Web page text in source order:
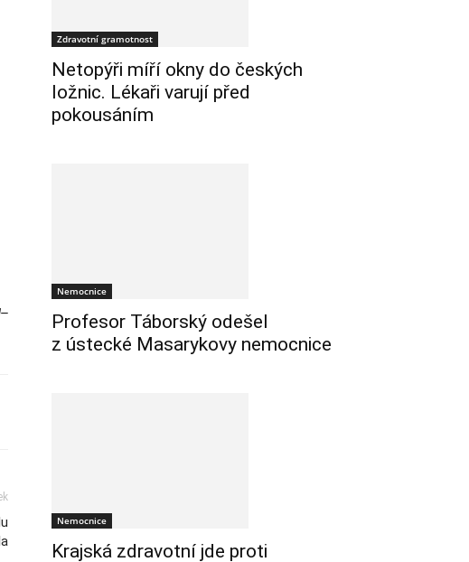
Zdravotní gramotnost
Netopýři míří okny do českých
ložnic. Lékaři varují před
pokousáním
Nemocnice
Profesor Táborský odešel
z ústecké Masarykovy nemocnice
Nemocnice
Krajská zdravotní jde proti